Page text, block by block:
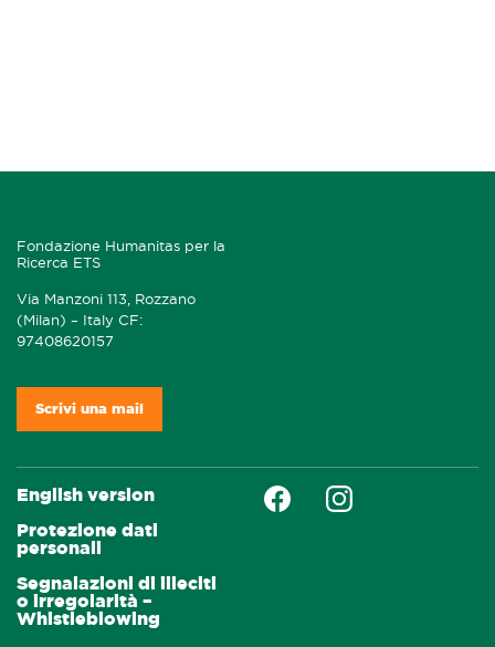
Fondazione Humanitas per la
Ricerca ETS
Via Manzoni 113, Rozzano
(Milan) – Italy CF:
97408620157
Scrivi una mail
English version
Protezione dati
personali
Segnalazioni di illeciti
o irregolarità –
Whistleblowing
FaceboockInstagram